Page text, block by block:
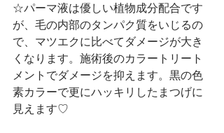
☆パーマ液は優しい植物成分配合です
が、毛の内部のタンパク質をいじるの
で、マツエクに比べてダメージが大き
くなります。施術後のカラートリート
メントでダメージを抑えます。黒の色
素カラーで更にハッキリしたまつげに
見えます♡